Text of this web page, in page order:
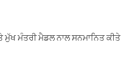
ਮੰਤਰੀ ਮੈਡਲ ਨਾਲ ਸਨਮਾਨਿਤ ਕੀਤੇ